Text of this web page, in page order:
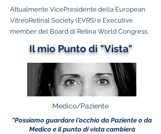
Attualmente VicePresidente della European
VitreoRetinal Society (EVRS) e Executive
member del Board di Retina World Congress.
Il mio Punto di "Vista"
Medico/Paziente
"Possiamo guardare l'occhio da Paziente o da
Medico e il punto di vista cambierà